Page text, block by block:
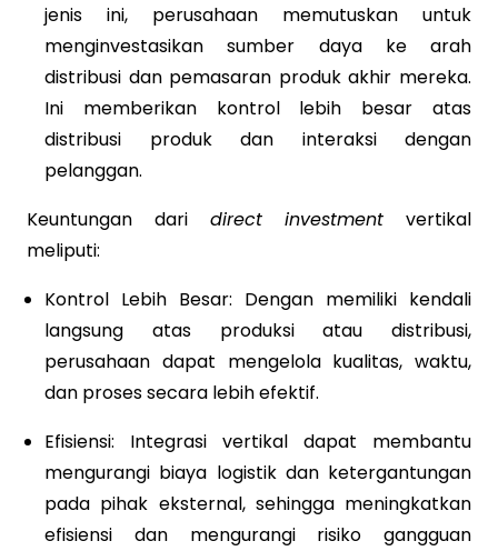
jenis ini, perusahaan memutuskan untuk
menginvestasikan sumber daya ke arah
distribusi dan pemasaran produk akhir mereka.
Ini memberikan kontrol lebih besar atas
distribusi produk dan interaksi dengan
pelanggan.
Keuntungan dari direct investment vertikal
meliputi:
Kontrol Lebih Besar: Dengan memiliki kendali
langsung atas produksi atau distribusi,
perusahaan dapat mengelola kualitas, waktu,
dan proses secara lebih efektif.
Efisiensi: Integrasi vertikal dapat membantu
mengurangi biaya logistik dan ketergantungan
pada pihak eksternal, sehingga meningkatkan
efisiensi dan mengurangi risiko gangguan